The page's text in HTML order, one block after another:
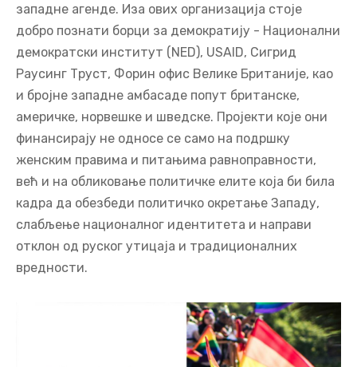
западне агенде. Иза ових организација стоје
добро познати борци за демократију - Национални
демократски институт (NED), USAID, Сигрид
Раусинг Труст, Форин офис Велике Британије, као
и бројне западне амбасаде попут британске,
америчке, норвешке и шведске. Пројекти које они
финансирају не односе се само на подршку
женским правима и питањима равноправности,
већ и на обликовање политичке елите која би била
кадра да обезбеди политичко окретање Западу,
слабљење националног идентитета и направи
отклон од руског утицаја и традиционалних
вредности.